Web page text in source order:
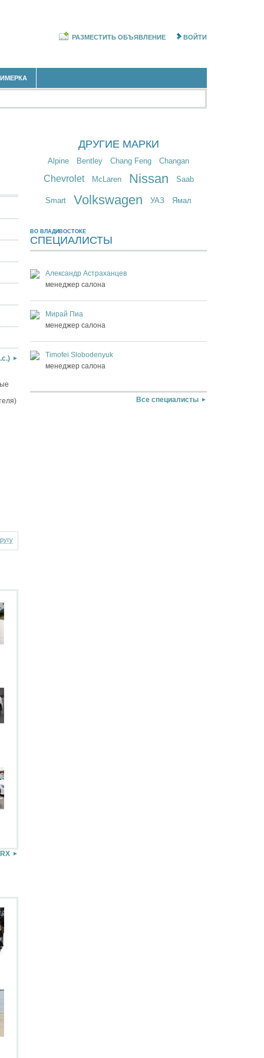
РАЗМЕСТИТЬ ОБЪЯВЛЕНИЕ ВОЙТИ
ДРУГИЕ МАРКИ
Alpine Bentley Chang Feng Changan
Chevrolet McLaren Nissan Saab
Smart Volkswagen УАЗ Ямал
ВО ВЛАДИВОСТОКЕ
СПЕЦИАЛИСТЫ
Александр Астраханцев
менеджер салона
Мирай Пиа
менеджер салона
Timofei Slobodenyuk
менеджер салона
Все специалисты